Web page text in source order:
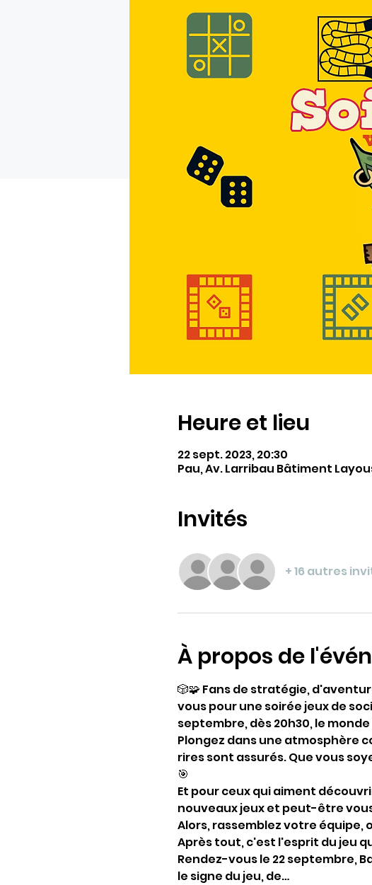
Heure et lieu
22 sept. 2023, 20:30
Pau, Av. Larribau Bâtiment
Invités
+ 16 autres
À propos de
🎲🧩 Fans de stratégie,
vous pour une soirée jeux de
septembre, dès 20h30, le
Plongez dans une atmosphère
rires sont assurés. Que vous
🎯
Et pour ceux qui aiment
nouveaux jeux et peut-être
Alors, rassemblez votre
Après tout, c'est l'esprit du jeu
Rendez-vous le 22 septembre,
le signe du jeu, de…